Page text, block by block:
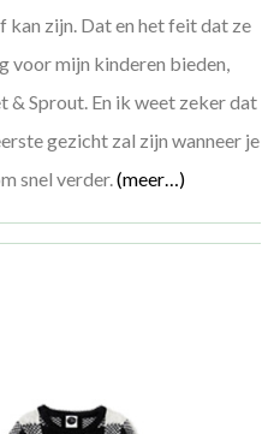
zijn. Dat en het feit dat ze
voor mijn kinderen bieden,
& Sprout. En ik weet zeker dat
gezicht zal zijn wanneer je
snel verder.(meer…)